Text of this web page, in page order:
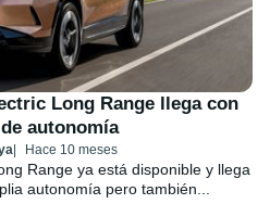
Long Range llega con
autonomía
Hace 10 meses
Range ya está disponible y llega
autonomía pero también...